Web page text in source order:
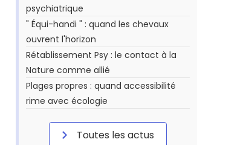
psychiatrique
" Équi-handi " : quand les chevaux
ouvrent l'horizon
Rétablissement Psy : le contact à la
Nature comme allié
Plages propres : quand accessibilité
rime avec écologie
Toutes les actus